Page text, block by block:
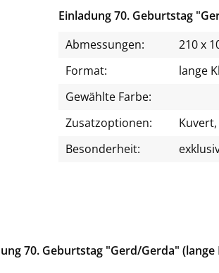
Einladung 70. Geburtstag
Abmessungen:
210 x
Format:
lange
Gewählte Farbe:
Zusatzoptionen:
Besonderheit:
70. Geburtstag "Gerd/Gerda"